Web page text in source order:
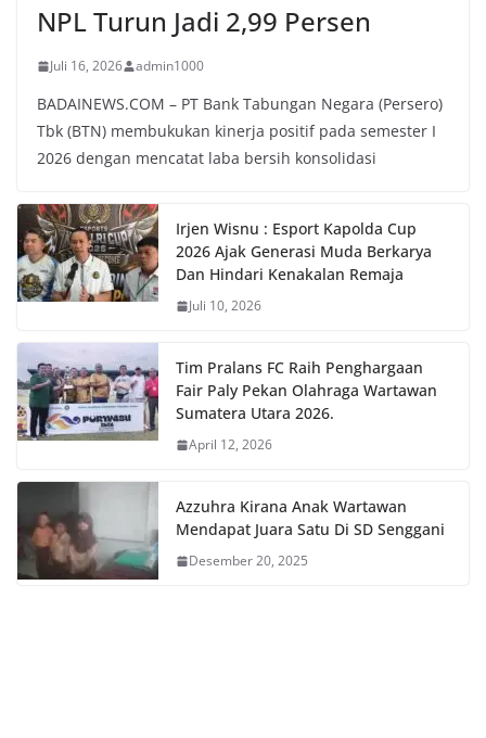
NPL Turun Jadi 2,99 Persen
Juli 16, 2026 admin1000
BADAINEWS.COM – PT Bank Tabungan Negara (Persero)
Tbk (BTN) membukukan kinerja positif pada semester I
2026 dengan mencatat laba bersih konsolidasi
Irjen Wisnu : Esport Kapolda Cup
2026 Ajak Generasi Muda Berkarya
Dan Hindari Kenakalan Remaja
Juli 10, 2026
Tim Pralans FC Raih Penghargaan
Fair Paly Pekan Olahraga Wartawan
Sumatera Utara 2026.
April 12, 2026
Azzuhra Kirana Anak Wartawan
Mendapat Juara Satu Di SD Senggani
Desember 20, 2025